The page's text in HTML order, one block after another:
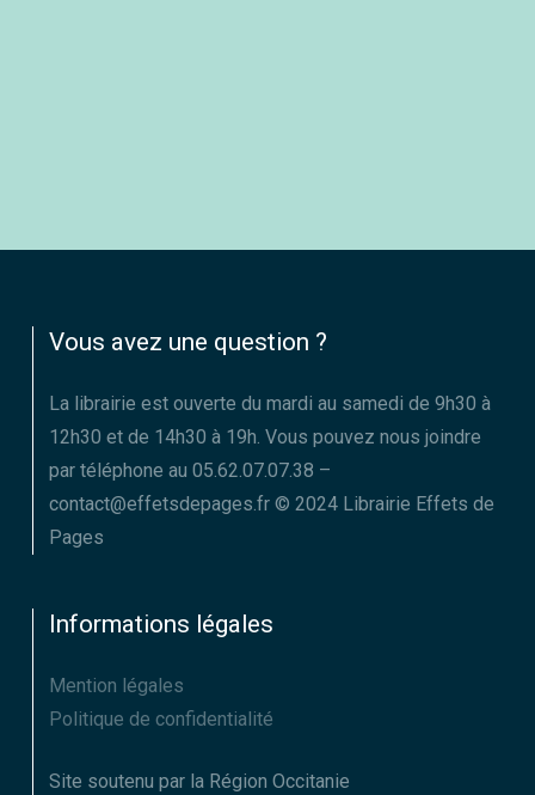
Vous avez une question ?
La librairie est ouverte du mardi au samedi de 9h30 à
12h30 et de 14h30 à 19h. Vous pouvez nous joindre
par téléphone au 05.62.07.07.38 –
contact@effetsdepages.fr © 2024 Librairie Effets de
Pages
Informations légales
Mention légales
Politique de confidentialité
Site soutenu par la Région Occitanie